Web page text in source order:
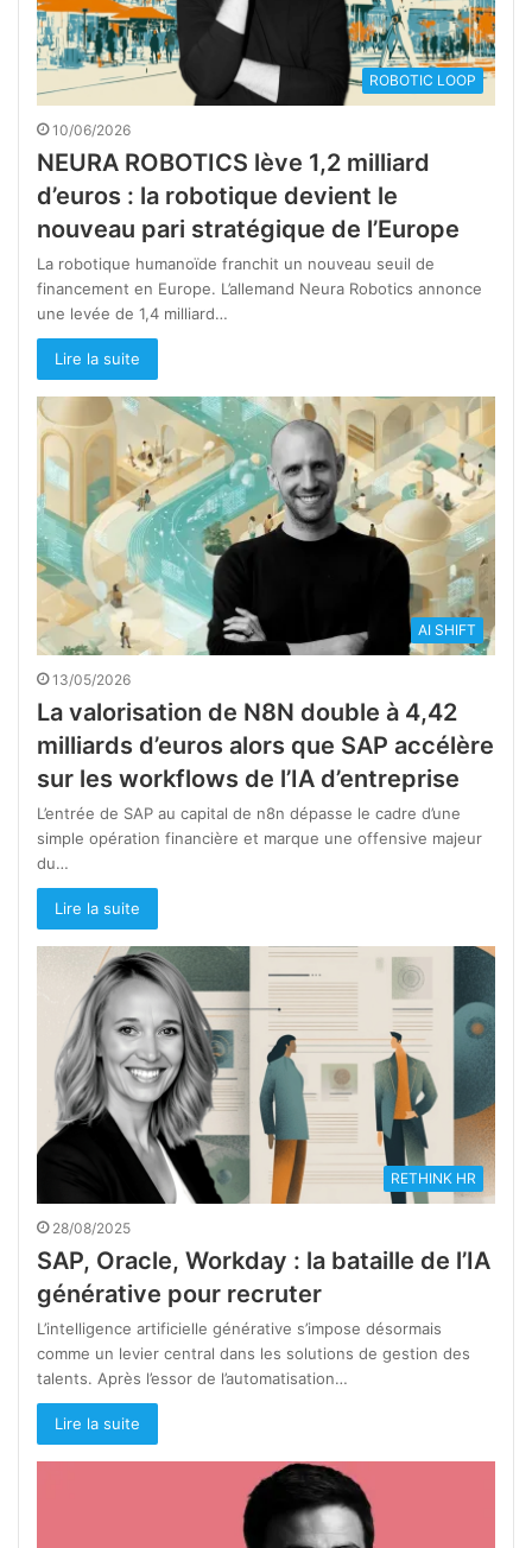
ROBOTIC LOOP
10/06/2026
NEURA ROBOTICS lève 1,2 milliard
d’euros : la robotique devient le
nouveau pari stratégique de l’Europe
La robotique humanoïde franchit un nouveau seuil de
financement en Europe. L’allemand Neura Robotics annonce
une levée de 1,4 milliard…
Lire la suite
AI SHIFT
13/05/2026
La valorisation de N8N double à 4,42
milliards d’euros alors que SAP accélère
sur les workflows de l’IA d’entreprise
L’entrée de SAP au capital de n8n dépasse le cadre d’une
simple opération financière et marque une offensive majeur
du…
Lire la suite
RETHINK HR
28/08/2025
SAP, Oracle, Workday : la bataille de l’IA
générative pour recruter
L’intelligence artificielle générative s’impose désormais
comme un levier central dans les solutions de gestion des
talents. Après l’essor de l’automatisation…
Lire la suite